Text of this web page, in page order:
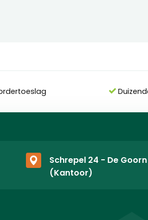
Schrepel 24 - De Goorn
(Kantoor)